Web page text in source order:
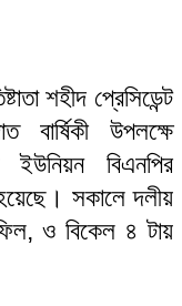
শহীদ প্রেসিডেন্ট
বার্ষিকী উপলক্ষে
ইউনিয়ন বিএনপির
সকালে দলীয়
ও বিকেল ৪ টায়